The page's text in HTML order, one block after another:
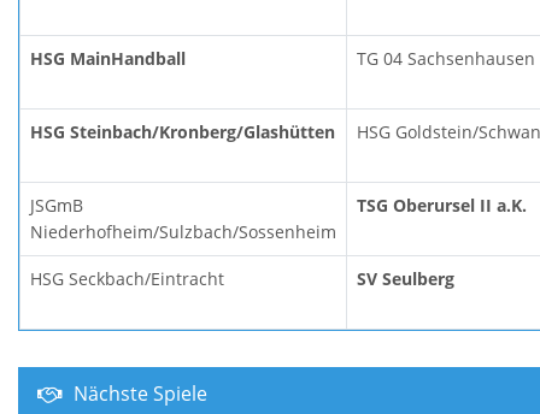
HSG MainHandball TG 04 Sachsenhausen
HSG Steinbach/Kronberg/Glashütten HSG Goldstein/
JSGmB
Niederhofheim/Sulzbach/Sossenheim
TSG Oberursel II a.K.
HSG Seckbach/Eintracht SV Seulberg
Nächste Spiele